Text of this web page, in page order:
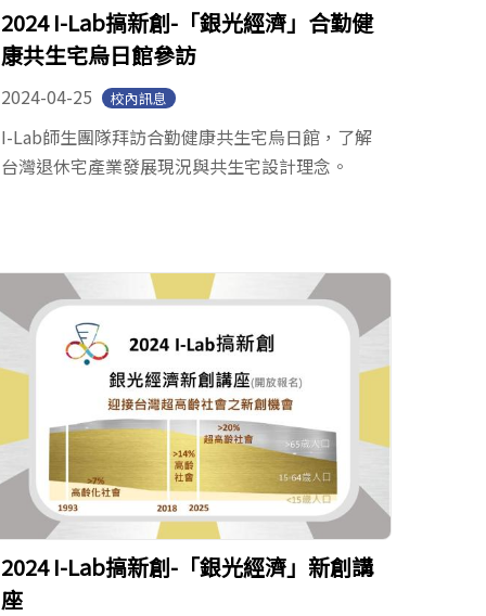
2024 I-Lab搞新創-「銀光經濟」合勤健
康共生宅烏日館參訪
2024-04-25 校內訊息
I-Lab師生團隊拜訪合勤健康共生宅烏日館，了解
台灣退休宅產業發展現況與共生宅設計理念。
2024 I-Lab搞新創-「銀光經濟」新創講
座